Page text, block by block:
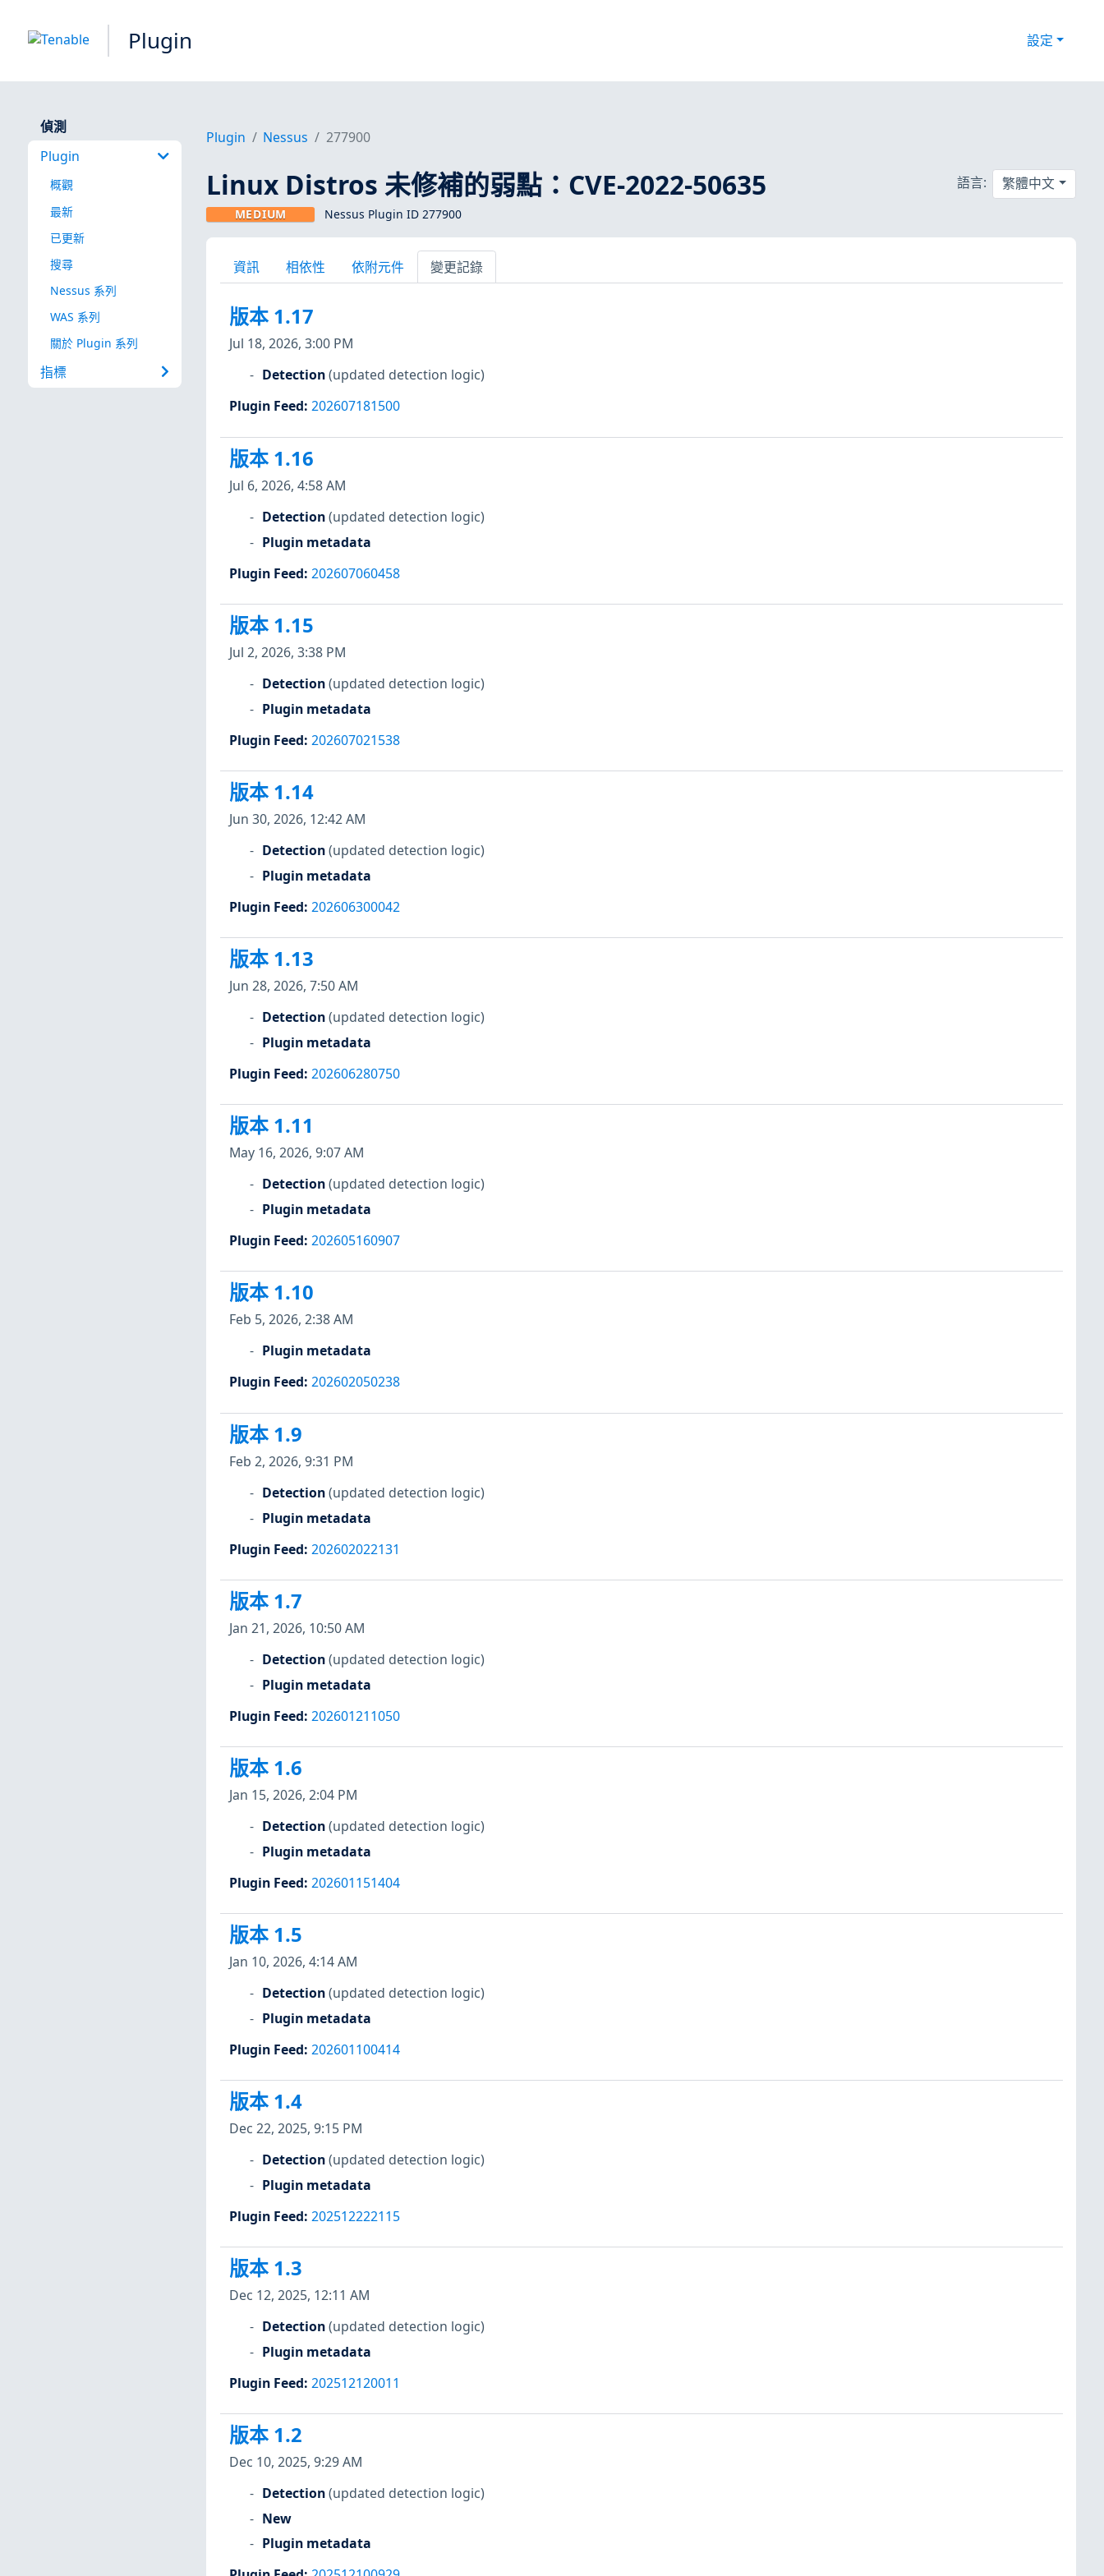
Plugin 設定
偵測
Plugin
概觀
最新
已更新
搜尋
Nessus 系列
WAS 系列
關於 Plugin 系列
指標
Plugin Nessus 277900
Linux Distros 未修補的弱點：CVE-2022-50635
MEDIUM Nessus Plugin ID 277900
語言: 繁體中文
資訊 相依性 依附元件 變更記錄
版本 1.17
Jul 18, 2026, 3:00 PM
Detection(updated detection logic)
Plugin Feed: 202607181500
版本 1.16
Jul 6, 2026, 4:58 AM
Detection(updated detection logic)
Plugin metadata
Plugin Feed: 202607060458
版本 1.15
Jul 2, 2026, 3:38 PM
Detection(updated detection logic)
Plugin metadata
Plugin Feed: 202607021538
版本 1.14
Jun 30, 2026, 12:42 AM
Detection(updated detection logic)
Plugin metadata
Plugin Feed: 202606300042
版本 1.13
Jun 28, 2026, 7:50 AM
Detection(updated detection logic)
Plugin metadata
Plugin Feed: 202606280750
版本 1.11
May 16, 2026, 9:07 AM
Detection(updated detection logic)
Plugin metadata
Plugin Feed: 202605160907
版本 1.10
Feb 5, 2026, 2:38 AM
Plugin metadata
Plugin Feed: 202602050238
版本 1.9
Feb 2, 2026, 9:31 PM
Detection(updated detection logic)
Plugin metadata
Plugin Feed: 202602022131
版本 1.7
Jan 21, 2026, 10:50 AM
Detection(updated detection logic)
Plugin metadata
Plugin Feed: 202601211050
版本 1.6
Jan 15, 2026, 2:04 PM
Detection(updated detection logic)
Plugin metadata
Plugin Feed: 202601151404
版本 1.5
Jan 10, 2026, 4:14 AM
Detection(updated detection logic)
Plugin metadata
Plugin Feed: 202601100414
版本 1.4
Dec 22, 2025, 9:15 PM
Detection(updated detection logic)
Plugin metadata
Plugin Feed: 202512222115
版本 1.3
Dec 12, 2025, 12:11 AM
Detection(updated detection logic)
Plugin metadata
Plugin Feed: 202512120011
版本 1.2
Dec 10, 2025, 9:29 AM
Detection(updated detection logic)
New
Plugin metadata